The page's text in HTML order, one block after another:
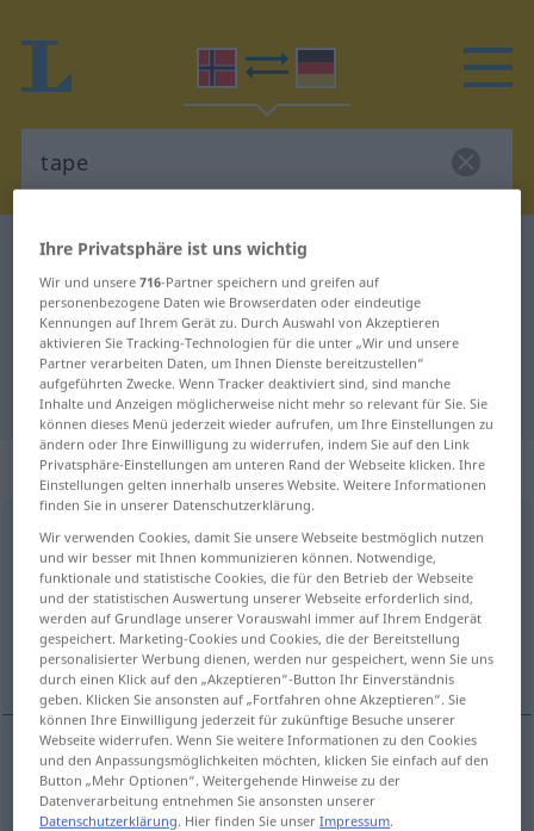
Norwegisch-Deutsch Wörterbuch
Norwegisch-Deutsch Übersetzung
für "tape"
"tape" Deutsch Übersetzung
„tape“: Maskulinum
tapem
Übersicht aller Übersetzungen
(Für mehr Details die Übersetzung anklicken/antippen)
Klebeband
Klebebandn tape
Ihre Privatsphäre ist uns wichtig
Wir und unsere716-Partner speichern und greifen auf
personenbezogene Daten wie Browserdaten oder eindeutige
Kennungen auf Ihrem Gerät zu. Durch Auswahl von Akzeptieren
aktivieren Sie Tracking-Technologien für die unter „Wir und unsere
Partner verarbeiten Daten, um Ihnen Dienste bereitzustellen“
aufgeführten Zwecke. Wenn Tracker deaktiviert sind, sind manche
Inhalte und Anzeigen möglicherweise nicht mehr so relevant für Sie. Sie
können dieses Menü jederzeit wieder aufrufen, um Ihre Einstellungen zu
ändern oder Ihre Einwilligung zu widerrufen, indem Sie auf den Link
Privatsphäre-Einstellungen am unteren Rand der Webseite klicken. Ihre
Einstellungen gelten innerhalb unseres Website. Weitere Informationen
finden Sie in unserer Datenschutzerklärung.
Wir verwenden Cookies, damit Sie unsere Webseite bestmöglich nutzen
und wir besser mit Ihnen kommunizieren können. Notwendige,
funktionale und statistische Cookies, die für den Betrieb der Webseite
und der statistischen Auswertung unserer Webseite erforderlich sind,
werden auf Grundlage unserer Vorauswahl immer auf Ihrem Endgerät
gespeichert. Marketing-Cookies und Cookies, die der Bereitstellung
personalisierter Werbung dienen, werden nur gespeichert, wenn Sie uns
durch einen Klick auf den „Akzeptieren“-Button Ihr Einverständnis
geben. Klicken Sie ansonsten auf „Fortfahren ohne Akzeptieren“. Sie
können Ihre Einwilligung jederzeit für zukünftige Besuche unserer
Webseite widerrufen. Wenn Sie weitere Informationen zu den Cookies
und den Anpassungsmöglichkeiten möchten, klicken Sie einfach auf den
Button „Mehr Optionen“. Weitergehende Hinweise zu der
Datenverarbeitung entnehmen Sie ansonsten unserer
Datenschutzerklärung. Hier finden Sie unserImpressum.